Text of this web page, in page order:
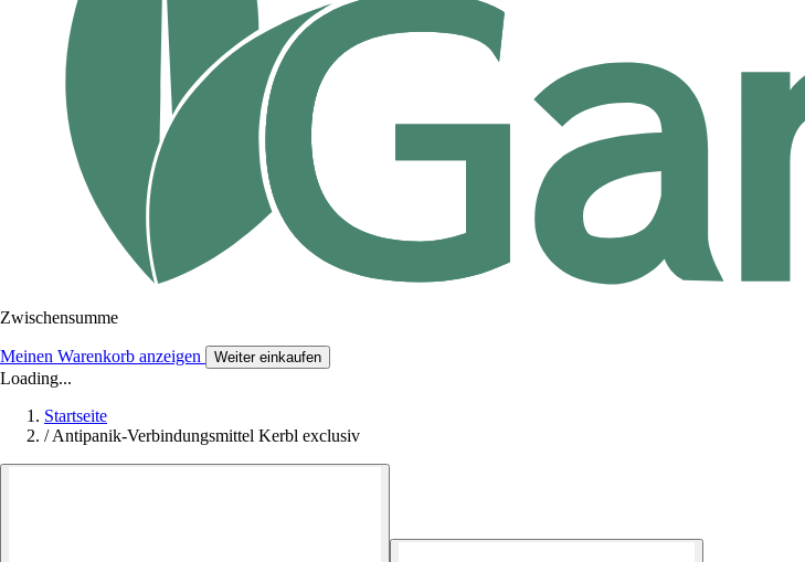
Zwischensumme
Meinen Warenkorb anzeigen Weiter einkaufen
Loading...
Startseite
/ Antipanik-Verbindungsmittel Kerbl exclusiv